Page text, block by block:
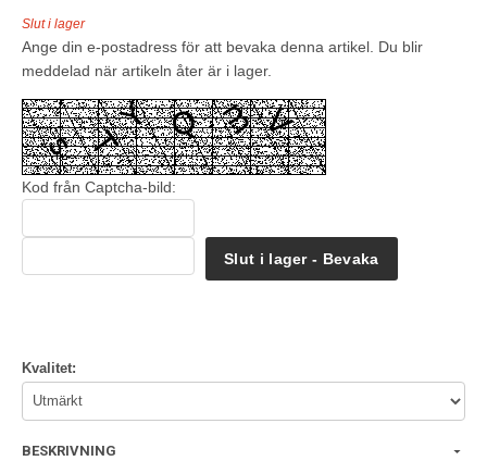
Slut i lager
Ange din e-postadress för att bevaka denna artikel. Du blir
meddelad när artikeln åter är i lager.
Kod från Captcha-bild:
Slut i lager - Bevaka
Kvalitet:
BESKRIVNING